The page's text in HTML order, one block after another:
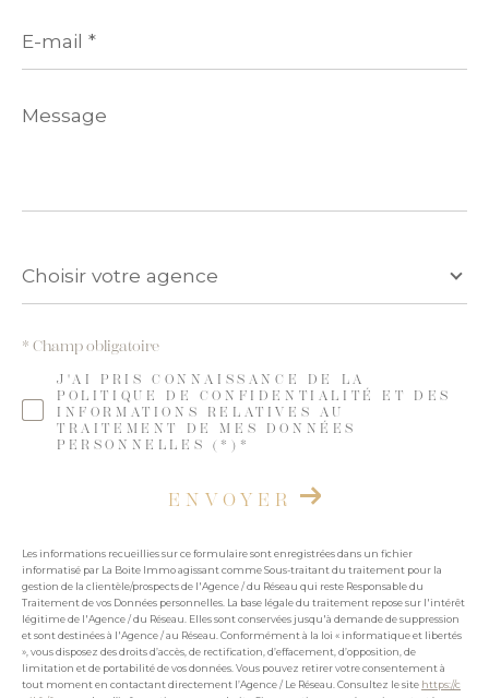
mail
*
Message
*
votre
agence
Choisir votre agence
J'AI PRIS CONNAISSANCE DE LA
POLITIQUE DE CONFIDENTIALITÉ ET DES
INFORMATIONS RELATIVES AU
TRAITEMENT DE MES DONNÉES
PERSONNELLES (*)*
* Champ obligatoire
ENVOYER
Les informations recueillies sur ce formulaire sont enregistrées dans un fichier
informatisé par La Boite Immo agissant comme Sous-traitant du traitement pour la
gestion de la clientèle/prospects de l'Agence / du Réseau qui reste Responsable du
Traitement de vos Données personnelles. La base légale du traitement repose sur l'intérêt
légitime de l'Agence / du Réseau. Elles sont conservées jusqu'à demande de suppression
et sont destinées à l'Agence / au Réseau. Conformément à la loi « informatique et libertés
», vous disposez des droits d’accès, de rectification, d’effacement, d’opposition, de
limitation et de portabilité de vos données. Vous pouvez retirer votre consentement à
tout moment en contactant directement l’Agence / Le Réseau. Consultez le site https://c